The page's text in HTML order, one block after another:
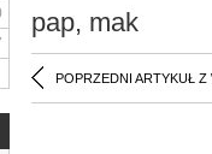
pap, mak
POPRZEDNI ARTYKUŁ Z